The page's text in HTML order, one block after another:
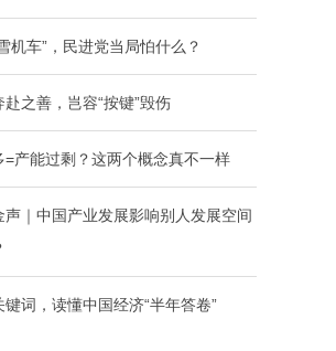
机车”，民进党当局怕什么？
赴之善，岂容“按键”毁伤
=产能过剩？这两个概念真不一样
声｜中国产业发展影响别人发展空间
键词，读懂中国经济“半年答卷”